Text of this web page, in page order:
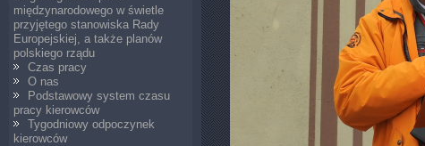
międzynarodowego w świetle
przyjętego stanowiska Rady
Europejskiej, a także planów
polskiego rządu
Czas pracy
O nas
Podstawowy system czasu
pracy kierowców
Tygodniowy odpoczynek
kierowców